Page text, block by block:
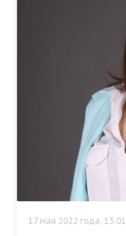
17 мая 2022 года, 13:01